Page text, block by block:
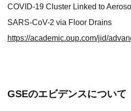
COVID-19 Cluster Linked to
SARS-CoV-2 via Floor Drains
GSEのエビデンスについて